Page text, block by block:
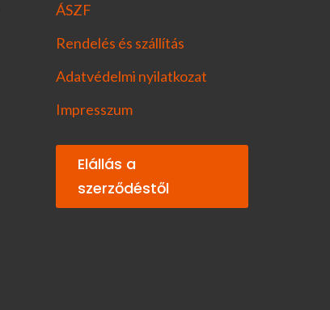
ÁSZF
Rendelés és szállítás
Adatvédelmi nyilatkozat
Impresszum
Elállás a
szerződéstől